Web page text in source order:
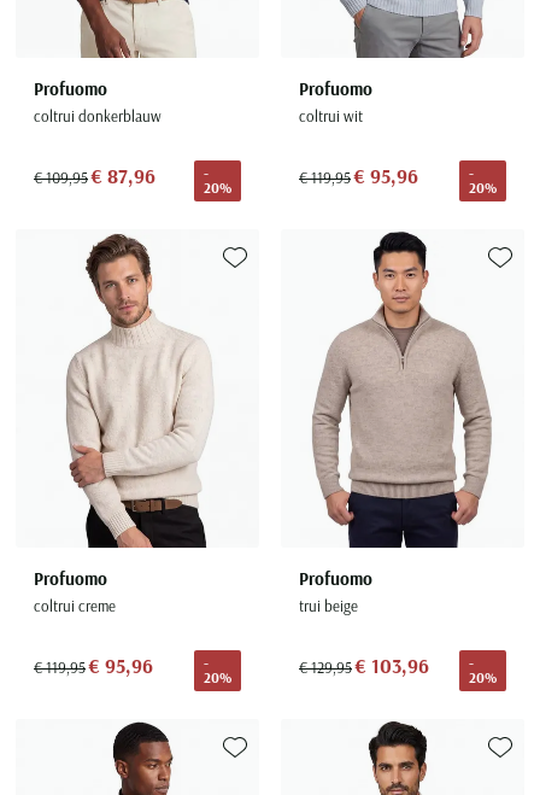
Profuomo
coltrui donkerblauw
€ 109,95€ 87,96
-
20%
Profuomo
coltrui wit
€ 119,95€ 95,96
-
20%
Profuomo
coltrui creme
€ 119,95€ 95,96
-
20%
Toevoegen aan favorieten
Profuomo
trui beige
€ 129,95€ 103,96
-
20%
Toevoegen aan favorieten